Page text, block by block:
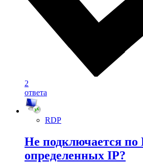
2
ответа
RDP
Не подключается по
определенных IP?